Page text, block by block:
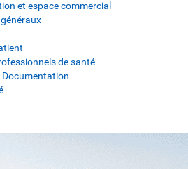
et espace commercial
de santé
Documentation